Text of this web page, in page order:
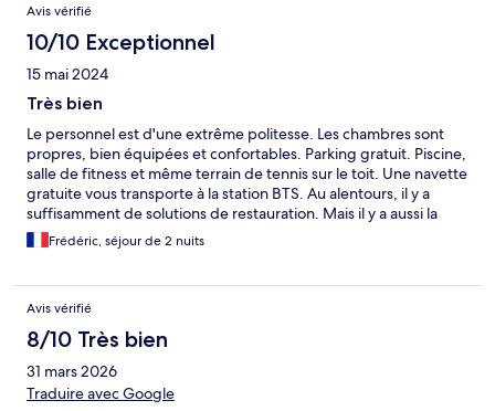
Avis vérifié
10/10 Exceptionnel
15 mai 2024
Très bien
Le personnel est d'une extrême politesse. Les chambres sont
propres, bien équipées et confortables. Parking gratuit. Piscine,
salle de fitness et même terrain de tennis sur le toit. Une navette
gratuite vous transporte à la station BTS. Au alentours, il y a
suffisamment de solutions de restauration. Mais il y a aussi la
possibilité de commander son repas à l'hôtel. Il vous est livré en
chambre. Le prix est très abordable. Nous avons apprécié notre
Frédéric, séjour de 2 nuits
Avis vérifié
8/10 Très bien
31 mars 2026
Traduire avec Google